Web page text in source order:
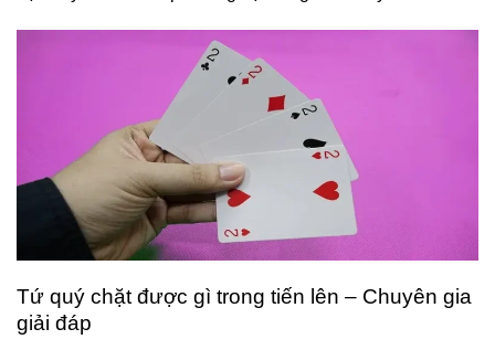
Tứ quý chặt được gì trong tiến lên – Chuyên gia
giải đáp